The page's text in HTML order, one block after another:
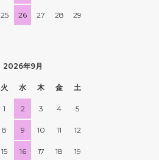
25 26 27 28 29
2026年9月
火 水 木 金 土
1 2 3 4 5
8 9 10 11 12
15 16 17 18 19